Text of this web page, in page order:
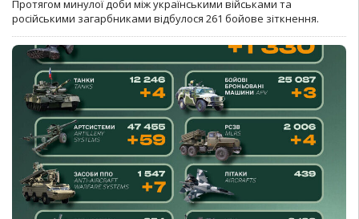
Протягом минулої доби між українськими військами та
російськими загарбниками відбулося 261 бойове зіткнення.